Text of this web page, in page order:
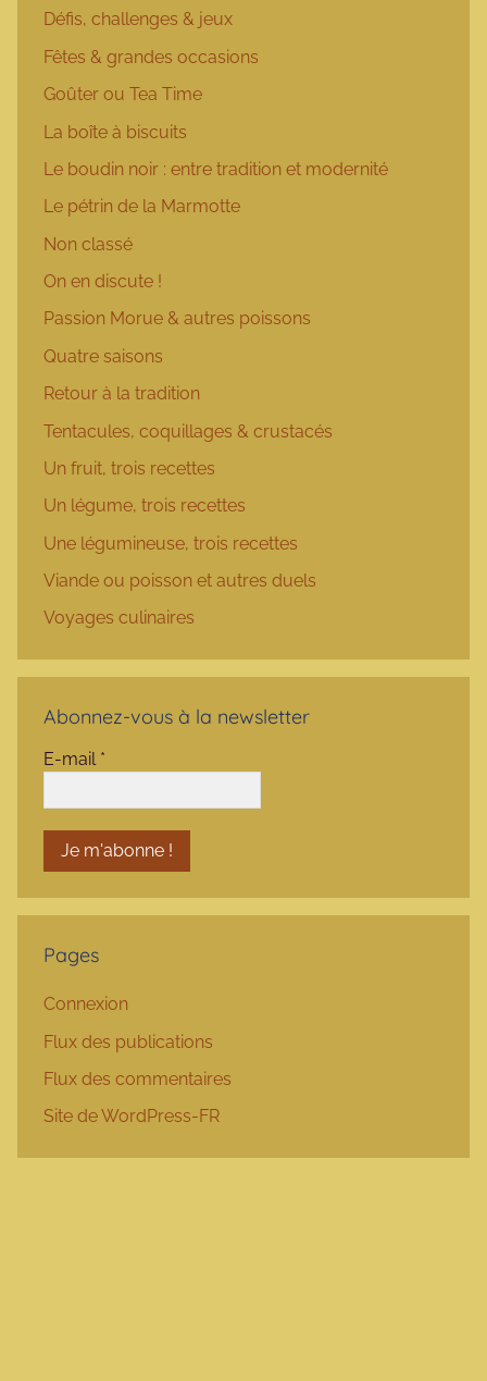
Défis, challenges & jeux
Fêtes & grandes occasions
Goûter ou Tea Time
La boîte à biscuits
Le boudin noir : entre tradition et modernité
Le pétrin de la Marmotte
Non classé
On en discute !
Passion Morue & autres poissons
Quatre saisons
Retour à la tradition
Tentacules, coquillages & crustacés
Un fruit, trois recettes
Un légume, trois recettes
Une légumineuse, trois recettes
Viande ou poisson et autres duels
Voyages culinaires
Abonnez-vous à la newsletter
E-mail *
Pages
Connexion
Flux des publications
Flux des commentaires
Site de WordPress-FR